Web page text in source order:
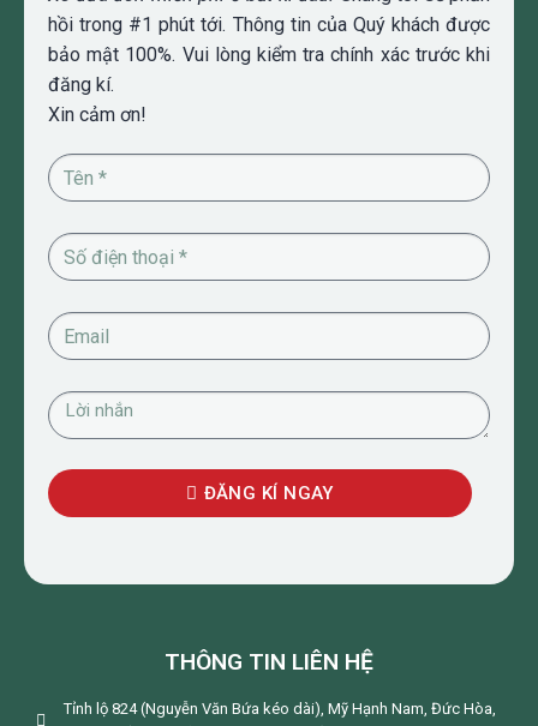
hồi trong #1 phút tới. Thông tin của Quý khách được
bảo mật 100%. Vui lòng kiểm tra chính xác trước khi
đăng kí.
Xin cảm ơn!
ĐĂNG KÍ NGAY
THÔNG TIN LIÊN HỆ
Tỉnh lộ 824 (Nguyễn Văn Bứa kéo dài), Mỹ Hạnh Nam, Đức Hòa,